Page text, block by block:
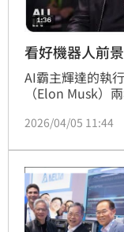
看好機器人前
AI霸主輝達的執
（Elon Musk）
文，對於黃仁勳
2026/04/05 11:44